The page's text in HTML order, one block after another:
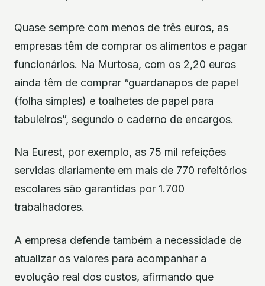
Quase sempre com menos de três euros, as
empresas têm de comprar os alimentos e pagar
funcionários. Na Murtosa, com os 2,20 euros
ainda têm de comprar “guardanapos de papel
(folha simples) e toalhetes de papel para
tabuleiros”, segundo o caderno de encargos.
Na Eurest, por exemplo, as 75 mil refeições
servidas diariamente em mais de 770 refeitórios
escolares são garantidas por 1.700
trabalhadores.
A empresa defende também a necessidade de
atualizar os valores para acompanhar a
evolução real dos custos, afirmando que